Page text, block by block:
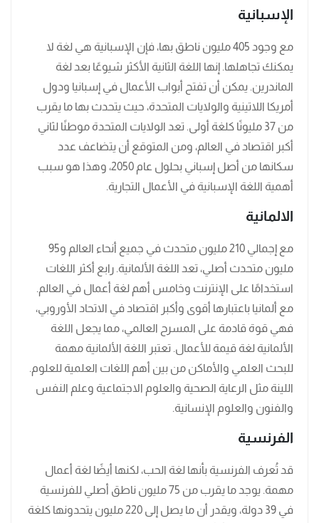
الإسبانية
مع وجود 405 مليون ناطق بها، فإن الإسبانية هي لغة لا
يمكنك تجاهلها. إنها اللغة الثانية الأكثر شيوعًا بعد لغة
الماندرين. يمكن أن تفتح أبواب الأعمال في إسبانيا ودول
أمريكا اللاتينية والولايات المتحدة، حيث يتحدث بها ما يقرب
من 37 مليونًا كلغة أولى. تعد الولايات المتحدة موطنًا لثاني
أكبر اقتصاد في العالم، ومن المتوقع أن يتضاعف عدد
سكانها من أصل إسباني بحلول عام 2050، وهذا هو سبب
أهمية اللغة الإسبانية في الأعمال التجارية.
الالمانية
مع إجمالي 210 مليون متحدث في جميع أنحاء العالم و95
مليون متحدث أصلي، تعد اللغة الألمانية. رابع أكثر اللغات
استخدامًا على الإنترنت وخامس أهم لغة أعمال في العالم.
مع ألمانيا باعتبارها أقوى وأكبر اقتصاد في الاتحاد الأوروبي،
فهي قوة قادمة على المسرح العالمي، مما يجعل اللغة
الألمانية لغة قيمة للأعمال. تعتبر اللغة الألمانية مهمة
للبحث العلمي والأماكن من بين أهم اللغات العلمية للعلوم.
اللينة مثل الرعاية الصحية والعلوم الاجتماعية وعلم النفس
والفنون والعلوم الإنسانية.
الفرنسية
قد تُعرف الفرنسية بأنها لغة الحب، لكنها أيضًا لغة أعمال
مهمة. يوجد ما يقرب من 75 مليون ناطق أصلي للفرنسية
في 39 دولة، ويقدر أن ما يصل إلى 220 مليون يتحدونها كلغة